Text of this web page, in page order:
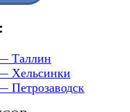
Таллин
Хельсинки
Петрозаводск